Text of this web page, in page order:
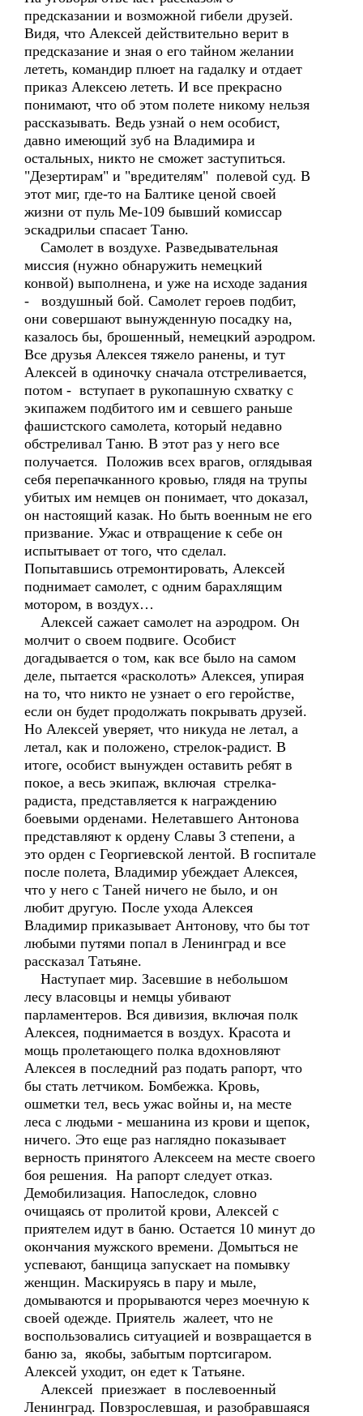
предсказании и возможной гибели друзей.
Видя, что Алексей действительно верит в
предсказание и зная о его тайном желании
лететь, командир плюет на гадалку и отдает
приказ Алексею лететь. И все прекрасно
понимают, что об этом полете никому нельзя
рассказывать. Ведь узнай о нем особист,
давно имеющий зуб на Владимира и
остальных, никто не сможет заступиться.
"Дезертирам" и "вредителям" полевой суд. В
этот миг, где-то на Балтике ценой своей
жизни от пуль Ме-109 бывший комиссар
эскадрильи спасает Таню.
Самолет в воздухе. Разведывательная
миссия (нужно обнаружить немецкий
конвой) выполнена, и уже на исходе задания
- воздушный бой. Самолет героев подбит,
они совершают вынужденную посадку на,
казалось бы, брошенный, немецкий аэродром.
Все друзья Алексея тяжело ранены, и тут
Алексей в одиночку сначала отстреливается,
потом - вступает в рукопашную схватку с
экипажем подбитого им и севшего раньше
фашистского самолета, который недавно
обстреливал Таню. В этот раз у него все
получается. Положив всех врагов, оглядывая
себя перепачканного кровью, глядя на трупы
убитых им немцев он понимает, что доказал,
он настоящий казак. Но быть военным не его
призвание. Ужас и отвращение к себе он
испытывает от того, что сделал.
Попытавшись отремонтировать, Алексей
поднимает самолет, с одним барахлящим
мотором, в воздух…
Алексей сажает самолет на аэродром. Он
молчит о своем подвиге. Особист
догадывается о том, как все было на самом
деле, пытается «расколоть» Алексея, упирая
на то, что никто не узнает о его геройстве,
если он будет продолжать покрывать друзей.
Но Алексей уверяет, что никуда не летал, а
летал, как и положено, стрелок-радист. В
итоге, особист вынужден оставить ребят в
покое, а весь экипаж, включая стрелка-
радиста, представляется к награждению
боевыми орденами. Нелетавшего Антонова
представляют к ордену Славы 3 степени, а
это орден с Георгиевской лентой. В госпитале
после полета, Владимир убеждает Алексея,
что у него с Таней ничего не было, и он
любит другую. После ухода Алексея
Владимир приказывает Антонову, что бы тот
любыми путями попал в Ленинград и все
рассказал Татьяне.
Наступает мир. Засевшие в небольшом
лесу власовцы и немцы убивают
парламентеров. Вся дивизия, включая полк
Алексея, поднимается в воздух. Красота и
мощь пролетающего полка вдохновляют
Алексея в последний раз подать рапорт, что
бы стать летчиком. Бомбежка. Кровь,
ошметки тел, весь ужас войны и, на месте
леса с людьми - мешанина из крови и щепок,
ничего. Это еще раз наглядно показывает
верность принятого Алексеем на месте своего
боя решения. На рапорт следует отказ.
Демобилизация. Напоследок, словно
очищаясь от пролитой крови, Алексей с
приятелем идут в баню. Остается 10 минут до
окончания мужского времени. Домыться не
успевают, банщица запускает на помывку
женщин. Маскируясь в пару и мыле,
домываются и прорываются через моечную к
своей одежде. Приятель жалеет, что не
воспользовались ситуацией и возвращается в
баню за, якобы, забытым портсигаром.
Алексей уходит, он едет к Татьяне.
Алексей приезжает в послевоенный
Ленинград. Повзрослевшая, и разобравшаяся